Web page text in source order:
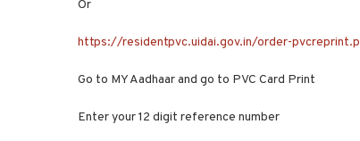
Or
https://residentpvc.uidai.gov.in/order-
Go to MY Aadhaar and go to PVC Card Print
Enter your 12 digit reference number